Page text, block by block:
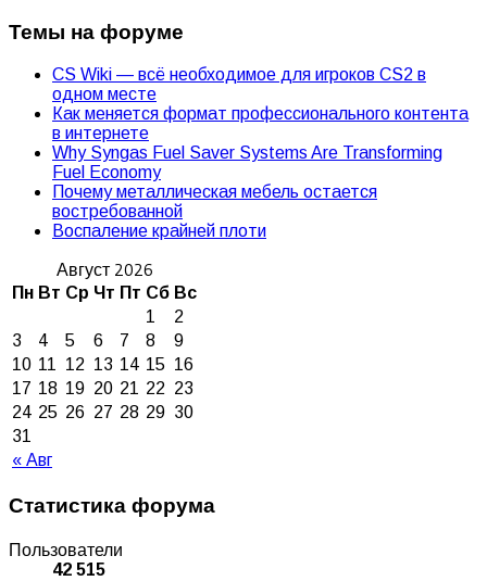
Темы на форуме
CS Wiki — всё необходимое для игроков CS2 в
одном месте
Как меняется формат профессионального контента
в интернете
Why Syngas Fuel Saver Systems Are Transforming
Fuel Economy
Почему металлическая мебель остается
востребованной
Воспаление крайней плоти
Август 2026
Пн Вт Ср Чт Пт Сб Вс
« Авг
1
2
3
4 5 6 7 8
9
10 11 12 13 14 15 16
17 18 19 20 21 22 23
24 25 26 27 28 29 30
31
Статистика форума
Пользователи
42 515